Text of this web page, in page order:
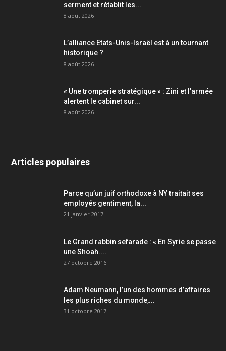
serment et rétablit les...
8 août 2026
L’alliance Etats-Unis-Israël est à un tournant
historique ?
8 août 2026
« Une tromperie stratégique » : Zini et l’armée
alertent le cabinet sur...
8 août 2026
Articles populaires
Parce qu’un juif orthodoxe à NY traitait ses
employés gentiment, la...
21 janvier 2017
Le Grand rabbin sefarade : « En Syrie se passe
une Shoah....
27 octobre 2016
Adam Neumann, l’un des hommes d’affaires
les plus riches du monde,...
31 octobre 2017